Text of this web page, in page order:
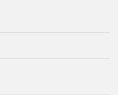
– встраивание логотипа
размера, позиции и